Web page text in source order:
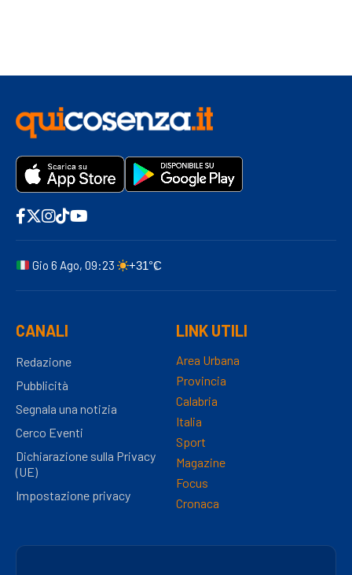
Gio 6 Ago, 09:23 +31°C
CANALI
Redazione
Pubblicità
Segnala una notizia
Cerco Eventi
Dichiarazione sulla Privacy
(UE)
Impostazione privacy
LINK UTILI
Area Urbana
Provincia
Calabria
Italia
Sport
Magazine
Focus
Cronaca